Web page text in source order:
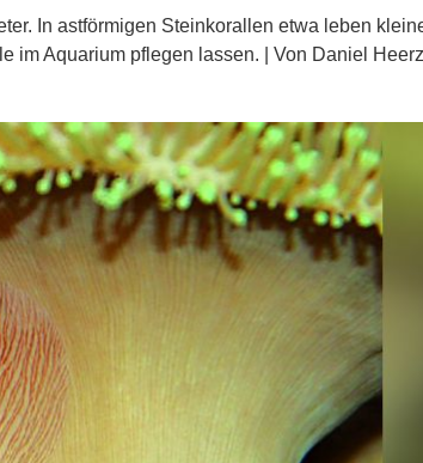
In astförmigen Steinkorallen etwa leben
im Aquarium pflegen lassen. | Von Daniel Heerz